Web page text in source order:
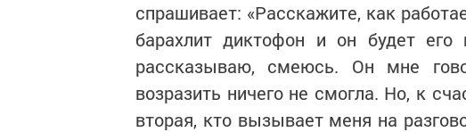
спрашивает: «Расскажите, как
барахлит диктофон и он будет
рассказываю, смеюсь. Он мне
возразить ничего не смогла. Но, к
вторая, кто вызывает меня на